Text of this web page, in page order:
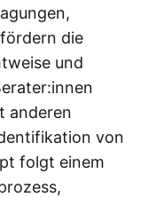
die
und
anderen
von
folgt einem